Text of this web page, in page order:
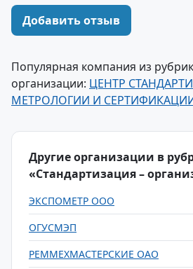
Добавить отзыв
Популярная компания из
организации: ЦЕНТР
МЕТРОЛОГИИ И СЕРТИФИКАЦИИ
Другие организации в
«Стандартизация –
ЭКСПОМЕТР ООО
ОГУСМЭП
РЕММЕХМАСТЕРСКИЕ ОАО